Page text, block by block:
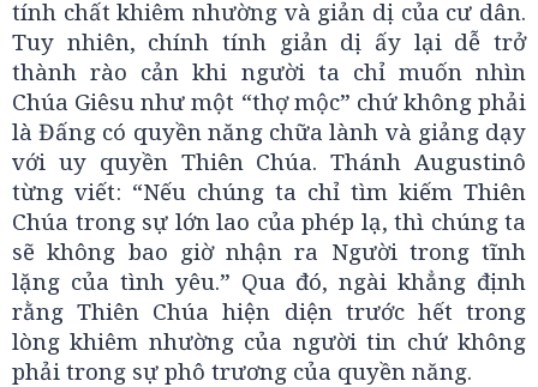
tính chất khiêm nhường và giản dị của cư dân.
Tuy nhiên, chính tính giản dị ấy lại dễ trở
thành rào cản khi người ta chỉ muốn nhìn
Chúa Giêsu như một “thợ mộc” chứ không phải
là Đấng có quyền năng chữa lành và giảng dạy
với uy quyền Thiên Chúa. Thánh Augustinô
từng viết: “Nếu chúng ta chỉ tìm kiếm Thiên
Chúa trong sự lớn lao của phép lạ, thì chúng ta
sẽ không bao giờ nhận ra Người trong tĩnh
lặng của tình yêu.” Qua đó, ngài khẳng định
rằng Thiên Chúa hiện diện trước hết trong
lòng khiêm nhường của người tin chứ không
phải trong sự phô trương của quyền năng.